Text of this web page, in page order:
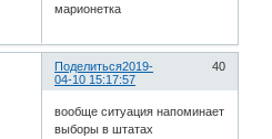
марионетка
Поделиться 40
2019-
04-10 15:17:57
вообще ситуация напоминает
выборы в штатах